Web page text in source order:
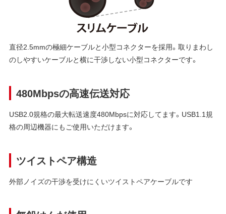
直径2.5mmの極細ケーブルと小型コネクターを採用。取りまわし
のしやすいケーブルと横に干渉しない小型コネクターです。
480Mbpsの高速伝送対応
USB2.0規格の最大転送速度480Mbpsに対応してます。USB1.1規
格の周辺機器にもご使用いただけます。
ツイストペア構造
外部ノイズの干渉を受けにくいツイストペアケーブルです